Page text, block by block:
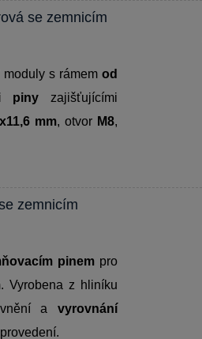
se zemnicím
s rámem od
pinyzajišťujícími
mm, otvor M8,
zemnicím
pinempro
. Vyrobena z hliníku
a vyrovnání